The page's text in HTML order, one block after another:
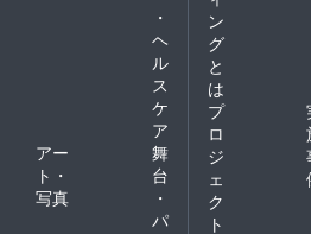
・
ヘ
ル
ス
ケ
ア
アー
ト・
写真
舞
台
・
パ
ン
グ
と
は
プ
ロ
ジ
ェ
ク
ト